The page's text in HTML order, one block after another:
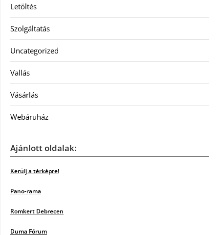
Letöltés
Szolgáltatás
Uncategorized
Vallás
Vásárlás
Webáruház
Ajánlott oldalak:
Kerülj a térképre!
Pano-rama
Romkert Debrecen
Duma Fórum